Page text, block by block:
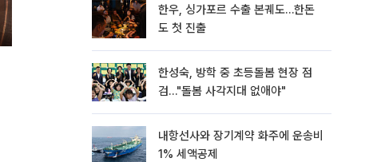
한우, 싱가포르 수출 본궤도…한돈
도 첫 진출
한성숙, 방학 중 초등돌봄 현장 점
검…"돌봄 사각지대 없애야"
내항선사와 장기계약 화주에 운송비
1% 세액공제